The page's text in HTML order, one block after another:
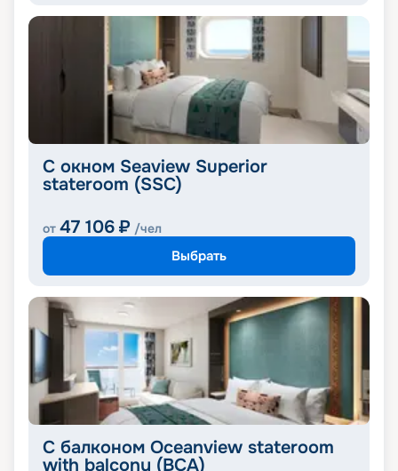
С окном Seaview Superior
stateroom (SSC)
от 47 106 ₽ /чел
Выбрать
С балконом Oceanview stateroom
with balcony (BCA)